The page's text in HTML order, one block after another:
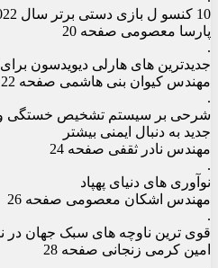
10 کنسو ل بازی دستی برتر سال 2022
پارسا معصومی صفحه 20
.
جدیدترین های هارلی دیویدسون برای 2022
مهندس کیوان بنی هاشمی صفحه 22
.
شرحی بر سیستم تشخیص خستگی و
جدید به دنبال ایمنی بیشتر
مهندس نادر ثقفی صفحه 24
.
نوآوری های دنیای پهپاد
مهندس اشکان معصومی صفحه 26
.
قوی ترین ناوچه های سبک جهان در
امین کرمی زنجانی صفحه 28